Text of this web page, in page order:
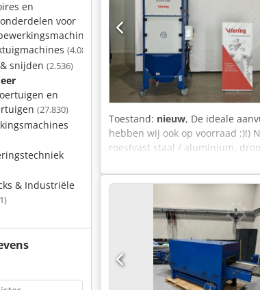
en
voor
(4.087)
snijden (2.536)
en
(27.830)
& Industriële
Toestand: nieuw, De ideale
hebben wij ook op voorraad :)!)
roestvast staal / aluminium,
Bediening via display. Motor:
ca. 4.000 Pa Aanzuigstuk: Ø
Hepa nafilter (voor RVS-
Djdpfxsx Diiao Ag Seck
door de klant te worden